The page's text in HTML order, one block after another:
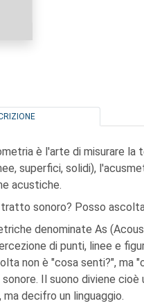
è l'arte di misurare la
superfici, solidi),
acustiche.
sonoro? Posso
denominate As
di punti, linee e
non è "cosa senti?",
Il suono diviene
decifro un linguaggio.